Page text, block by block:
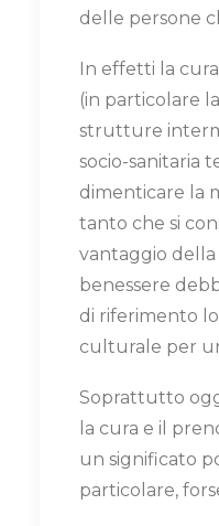
delle persone
In effetti la
(in particolare
strutture
socio-sanitaria
dimenticare la
tanto che si
vantaggio della
benessere
di riferimento
culturale per
Soprattutto
la cura e il
un significato
particolare,